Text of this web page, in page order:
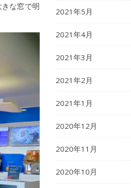
な窓で明
2021年5月
2021年4月
2021年3月
2021年2月
2021年1月
2020年12月
2020年11月
2020年10月